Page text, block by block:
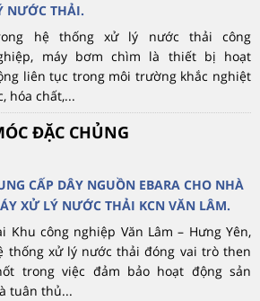
NƯỚC THẢI.
hệ thống xử lý nước thải công
máy bơm chìm là thiết bị hoạt
liên tục trong môi trường khắc nghiệt
hóa chất,...
ĐẶC CHỦNG
CẤP DÂY NGUỒN EBARA CHO NHÀ
XỬ LÝ NƯỚC THẢI KCN VĂN LÂM.
Khu công nghiệp Văn Lâm – Hưng Yên,
thống xử lý nước thải đóng vai trò then
trong việc đảm bảo hoạt động sản
tuân thủ...